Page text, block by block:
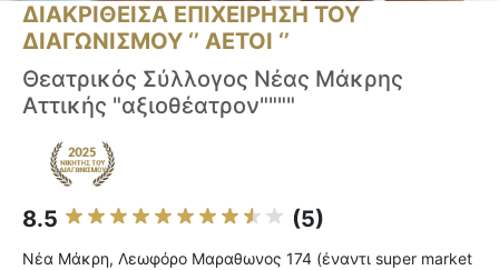
ΔΙΑΚΡΙΘΕΙΣΑ ΕΠΙΧΕΙΡΗΣΗ ΤΟΥ
ΔΙΑΓΩΝΙΣΜΟΥ ‘’ ΑΕΤΟΙ ‘’
Θεατρικός Σύλλογος Νέας Μάκρης
Αττικής "αξιοθέατρον""""
8.5 (5)
Νέα Μάκρη, Λεωφόρο Μαραθωνος 174 (έναντι super market